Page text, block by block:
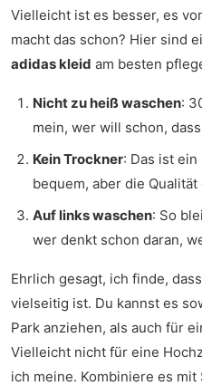
Vielleicht ist es besser, es
macht das schon? Hier sind
adidas kleid am besten
Nicht zu heiß waschen:
mein, wer will schon,
Kein Trockner: Das ist
bequem, aber die
Auf links waschen: So
wer denkt schon daran,
Ehrlich gesagt, ich finde,
vielseitig ist. Du kannst es
Park anziehen, als auch für
Vielleicht nicht für eine
ich meine. Kombiniere es